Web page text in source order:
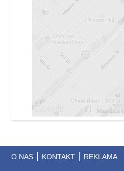
O NAS KONTAKT REKLAMA